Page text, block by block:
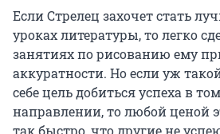
Если Стрелец захочет стать
уроках литературы, то легко
занятиях по рисованию ему
аккуратности. Но если уж
себе цель добиться успеха в
направлении, то любой ценой
так быстро, что другие не